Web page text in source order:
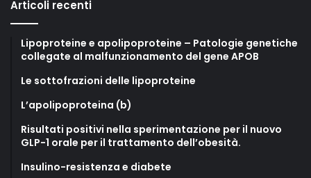
Articoli recenti
Lipoproteine e apolipoproteine – Patologie genetiche
collegate al malfunzionamento del gene APOB
Le sottofrazioni delle lipoproteine
L’apolipoproteina (b)
Risultati positivi nella sperimentazione per il nuovo
GLP-1 orale per il trattamento dell’obesità.
Insulino-resistenza e diabete